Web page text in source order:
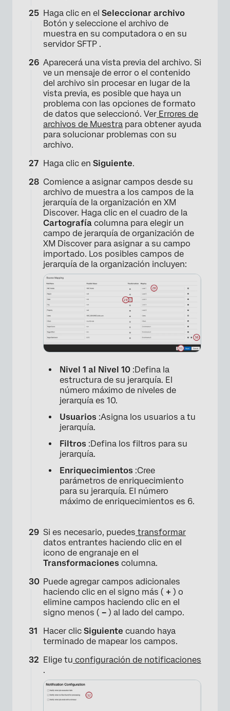
×
Haga clic en el Seleccionar archivo
Botón y seleccione el archivo de
muestra en su computadora o en su
servidor SFTP .
Aparecerá una vista previa del archivo. Si
ve un mensaje de error o el contenido
del archivo sin procesar en lugar de la
vista previa, es posible que haya un
problema con las opciones de formato
de datos que seleccionó. Ver Errores de
archivos de Muestra para obtener ayuda
para solucionar problemas con su
archivo.
Haga clic en Siguiente.
Comience a asignar campos desde su
archivo de muestra a los campos de la
jerarquía de la organización en XM
Discover. Haga clic en el cuadro de la
Cartografía columna para elegir un
campo de jerarquía de organización de
XM Discover para asignar a su campo
importado. Los posibles campos de
jerarquía de la organización incluyen:
Nivel 1 al Nivel 10 :Defina la
estructura de su jerarquía. El
número máximo de niveles de
jerarquía es 10.
Usuarios :Asigna los usuarios a tu
jerarquía.
Filtros :Defina los filtros para su
jerarquía.
Enriquecimientos :Cree
parámetros de enriquecimiento
para su jerarquía. El número
máximo de enriquecimientos es 6.
Si es necesario, puedes transformar
datos entrantes haciendo clic en el
icono de engranaje en el
Transformaciones columna.
Puede agregar campos adicionales
haciendo clic en el signo más ( + ) o
elimine campos haciendo clic en el
signo menos ( – ) al lado del campo.
Hacer clic Siguiente cuando haya
terminado de mapear los campos.
Elige tu configuración de notificaciones
.